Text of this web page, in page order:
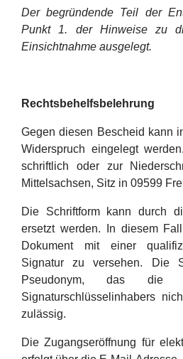
Der begründende Teil der
Punkt 1. der Hinweise zu
Einsichtnahme ausgelegt.
Rechtsbehelfsbelehrung
Gegen diesen Bescheid kann
Widerspruch eingelegt
schriftlich oder zur
Mittelsachsen, Sitz in 09599
Die Schriftform kann durch
ersetzt werden. In diesem
Dokument mit einer
Signatur zu versehen. Die
Pseudonym, das die
Signaturschlüsselinhabers
zulässig.
Die Zugangseröffnung für